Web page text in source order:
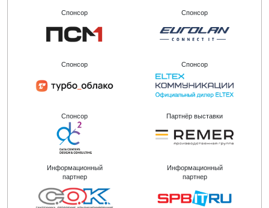
Спонсор Спонсор
Спонсор Спонсор
Спонсор Партнёр выставки
Информационный
партнер
Информационный
партнер